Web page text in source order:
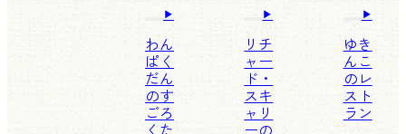
わん
ぱく
だん
のす
ごろ
くた
リチ
ャー
ド・
スキ
ャリ
ーの
ゆき
んこ
のレ
スト
ラン